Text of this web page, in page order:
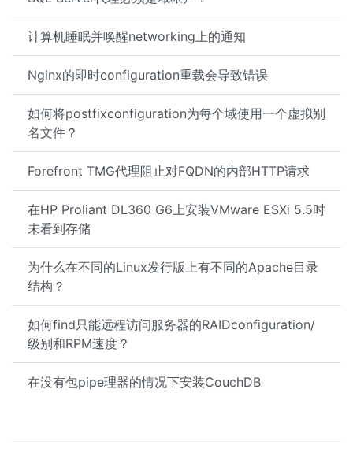
计算机睡眠并唤醒networking上的通知
Nginx的即时configuration重载会导致错误
如何将postfixconfiguration为每个域使用一个虚拟别
名文件？
Forefront TMG代理阻止对FQDN的内部HTTP请求
在HP Proliant DL360 G6上安装VMware ESXi 5.5时
未看到存储
为什么在不同的Linux发行版上有不同的Apache目录
结构？
如何find只能远程访问服务器的RAIDconfiguration/
级别和RPM速度？
在没有包pipe理器的情况下安装CouchDB